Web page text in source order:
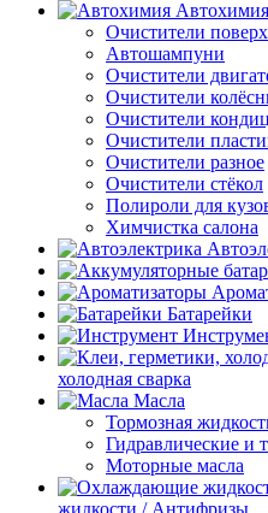
Автохимия
Очистители
Автошампуни
Очистители
Очистители
Очистители
Очистители
Очистители разное
Очистители стёкол
Полироли для
Химчистка салона
Батарейки
холодная сварка
Масла
Тормозная
Гидравлические и
Моторные масла